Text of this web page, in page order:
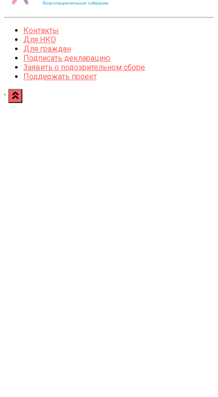
Контакты
Для НКО
Для граждан
Подписать декларацию
Заявить о подозрительном сборе
Поддержать проект
`